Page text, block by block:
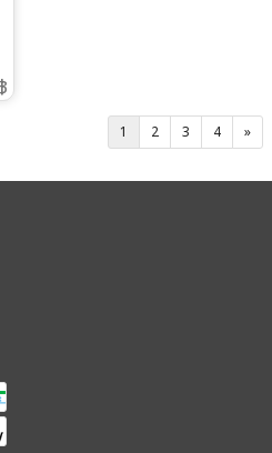
1 2 3 4 »